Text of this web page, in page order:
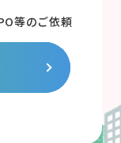
等のご依頼